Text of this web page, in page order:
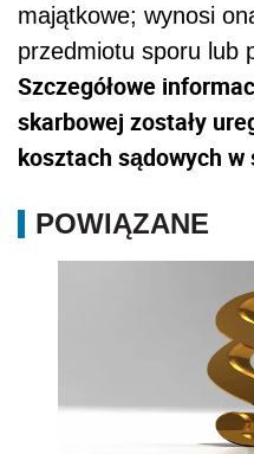
majątkowe; wynosi
przedmiotu sporu lub
Szczegółowe
skarbowej zostały
kosztach sądowych
POWIĄZANE